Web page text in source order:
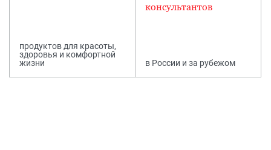
продуктов для красоты,
здоровья и комфортной
жизни
консультантов
в России и за рубежом